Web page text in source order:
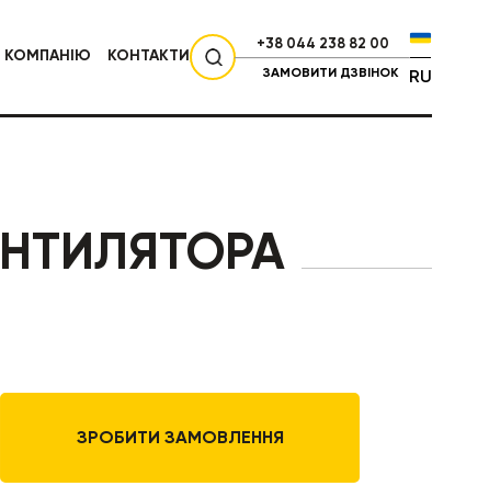
КОМПАНІЮ КОНТАКТИ
+38 044 238 82 00
ЗАМОВИТИ ДЗВІНОК RU
ЗРОБИТИ ЗАМОВЛЕННЯ